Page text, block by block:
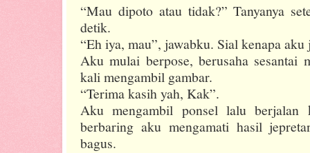
“Mau dipoto atau tidak?” Tanyanya
detik.
“Eh iya, mau”, jawabku. Sial kenapa
Aku mulai berpose, berusaha sesantai
kali mengambil gambar.
“Terima kasih yah, Kak”.
Aku mengambil ponsel lalu berjalan
berbaring aku mengamati hasil
bagus.